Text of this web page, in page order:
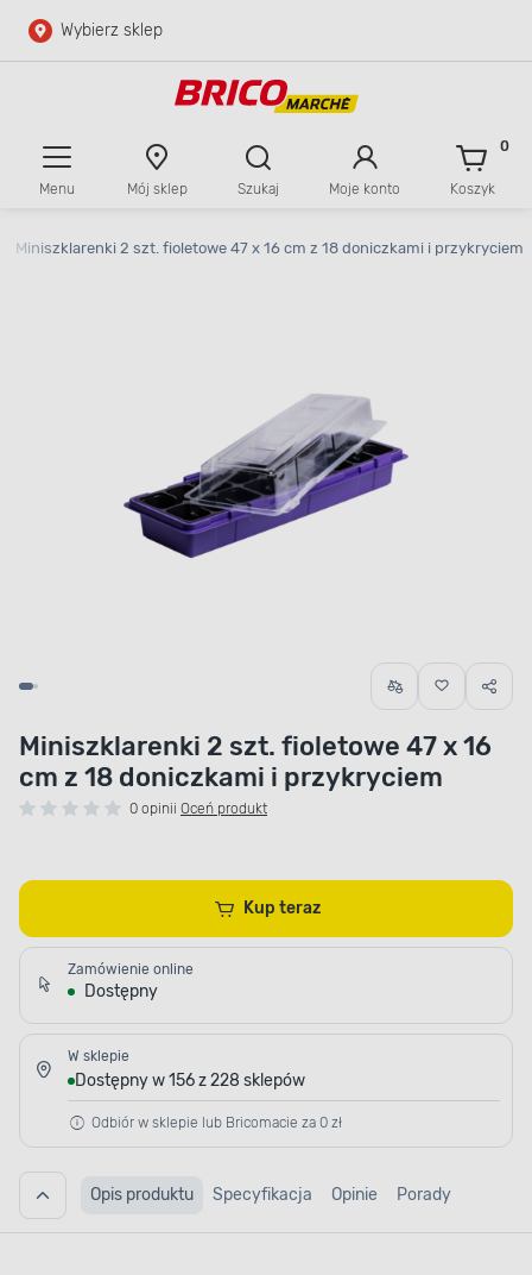
Przejdź do głównej zawartości
Wybierz sklep
Menu Mój sklep Szukaj Moje konto Koszyk
0
Miniszklarenki 2 szt. fioletowe 47 x 16 cm z 18 doniczkami i przykryciem
Miniszklarenki 2 szt. fioletowe 47 x 16
cm z 18 doniczkami i przykryciem
0 opinii Oceń produkt
Kup teraz
Zamówienie online
Dostępny
W sklepie
Dostępny w 156 z 228 sklepów
Odbiór w sklepie lub Bricomacie za 0 zł
Opis produktu Specyfikacja Opinie Porady